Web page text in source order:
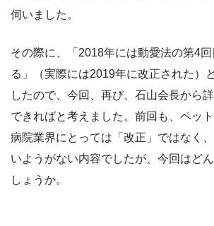
伺いました。
その際に、「2018年には動愛法の第4
る」（実際には2019年に改正された）
したので、今回、再び、石山会長から
できればと考えました。前回も、ペッ
病院業界にとっては「改正」ではなく
いようがない内容でしたが、今回はど
しょうか。